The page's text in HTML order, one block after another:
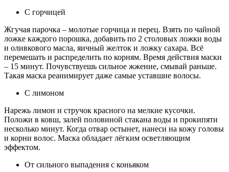
С горчицей
Жгучая парочка – молотые горчица и перец. Взять по чайной
ложке каждого порошка, добавить по 2 столовых ложки воды
и оливкового масла, яичный желток и ложку сахара. Всё
перемешать и распределить по корням. Время действия маски
– 15 минут. Почувствуешь сильное жжение, смывай раньше.
Такая маска реанимирует даже самые уставшие волосы.
С лимоном
Нарежь лимон и стручок красного на мелкие кусочки.
Положи в ковш, залей половиной стакана воды и прокипяти
несколько минут. Когда отвар остынет, нанеси на кожу головы
и корни волос. Маска обладает лёгким осветляющим
эффектом.
От сильного выпадения с коньяком